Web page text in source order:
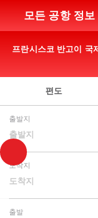
모든 공항 정보
프란시스코 반고이 국
편도
출발지
출발지
도착지
도착지
출발